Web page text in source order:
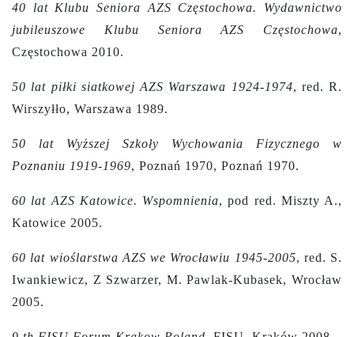
40 lat Klubu Seniora AZS Częstochowa. Wydawnictwo
jubileuszowe Klubu Seniora AZS Częstochowa,
Częstochowa 2010.
50 lat piłki siatkowej AZS Warszawa 1924-1974, red. R.
Wirszyłło, Warszawa 1989.
50 lat Wyższej Szkoły Wychowania Fizycznego w
Poznaniu 1919-1969, Poznań 1970, Poznań 1970.
60 lat AZS Katowice. Wspomnienia, pod red. Miszty A.,
Katowice 2005.
60 lat wioślarstwa AZS we Wrocławiu 1945-2005, red. S.
Iwankiewicz, Z Szwarzer, M. Pawlak-Kubasek, Wrocław
2005.